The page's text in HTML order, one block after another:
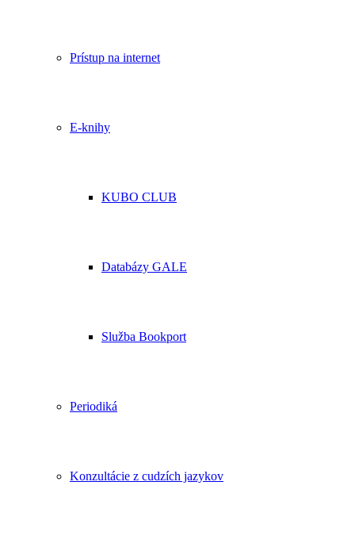
Prístup na internet
E-knihy
KUBO CLUB
Databázy GALE
Služba Bookport
Periodiká
Konzultácie z cudzích jazykov